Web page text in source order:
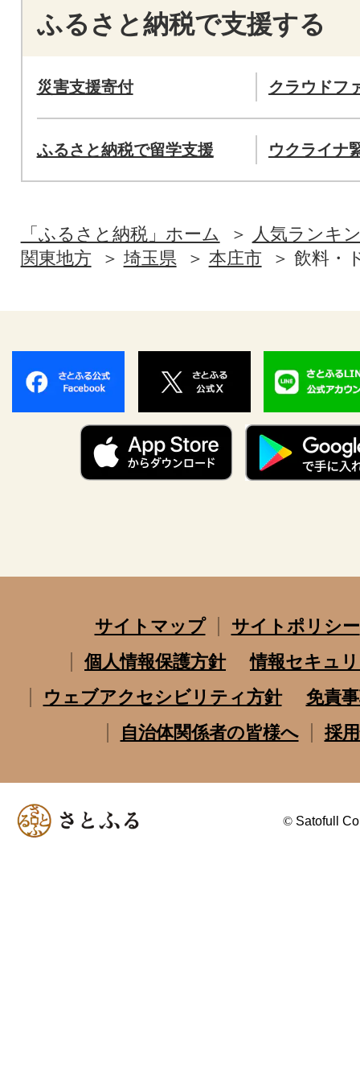
ふるさと納税で支援する
災害支援寄付 クラウドフ
ふるさと納税で留学支援 ウクライナ
「ふるさと納税」ホーム
人気ランキ
関東地方
埼玉県 本庄市 飲料・
サイトマップ
サイトポリシー
個人情報保護方針
情報セキュ
ウェブアクセシビリティ方針
免責
自治体関係者の皆様へ
採
© Satofull